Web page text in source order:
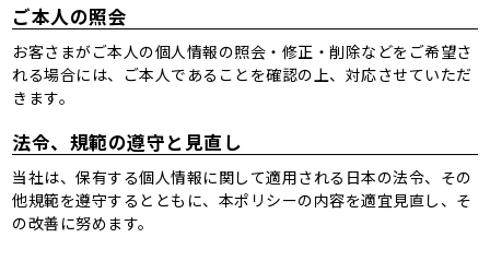
ご本人の照会
お客さまがご本人の個人情報の照会・修正・削除などをご希望さ
れる場合には、ご本人であることを確認の上、対応させていただ
きます。
法令、規範の遵守と見直し
当社は、保有する個人情報に関して適用される日本の法令、その
他規範を遵守するとともに、本ポリシーの内容を適宜見直し、そ
の改善に努めます。